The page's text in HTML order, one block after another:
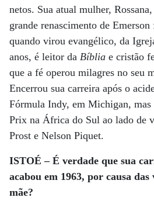
netos. Sua atual mulher,
grande renascimento de Emerson
quando virou evangélico, da
anos, é leitor da Bíblia e cristão
que a fé operou milagres no seu
Encerrou sua carreira após o
Fórmula Indy, em Michigan,
Prix na África do Sul ao lado de
Prost e Nelson Piquet.
ISTOÉ – É verdade que sua
acabou em 1963, por causa das
mãe?